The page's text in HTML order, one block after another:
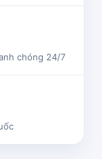
chóng 24/7